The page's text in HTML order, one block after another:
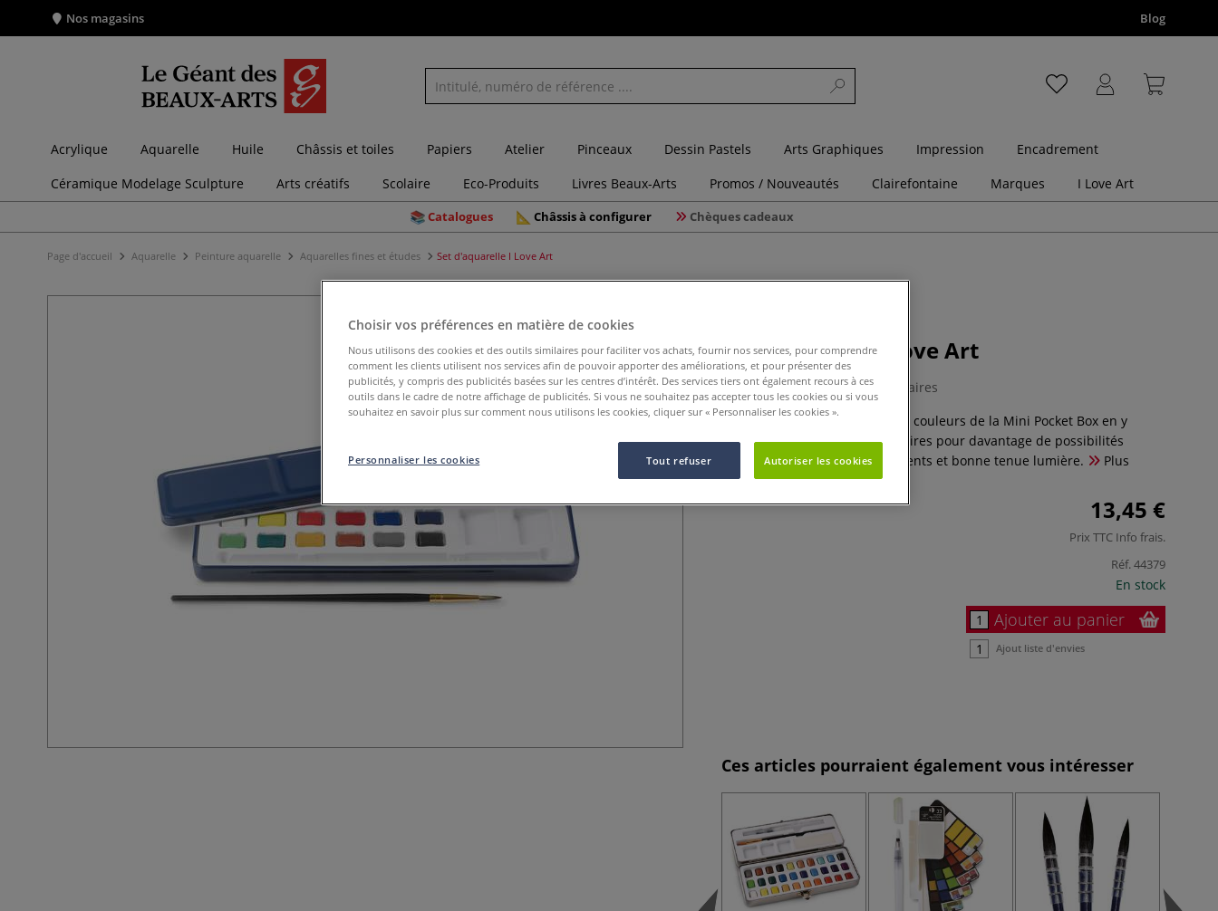
Nos magasins Blog
Acrylique Aquarelle Huile Châssis et toiles Papiers Atelier Pinceaux Dessin Pastels Arts Graphiques Impression
Encadrement
Céramique Modelage Sculpture
Arts créatifs Scolaire Eco-Produits Livres Beaux-Arts Promos / Nouveautés Clairefontaine Marques I Love Art
Catalogues Châssis à configurer Chèques cadeaux
Page d'accueil Aquarelle Peinture aquarelle Aquarelles fines et études Set d'aquarelle I Love Art
Set d'aquarelle I Love Art
0 Commentaires
Cette boîte aquarelle reprend les couleurs de la Mini Pocket Box en y
ajoutant 4 couleurs supplémentaires pour davantage de possibilités
picturales. Qualité fine des pigments et bonne tenue lumière.
Plus
13,45 €
Prix TTC Info frais.
Réf.44379
En stock
Ajouter au panier
Ajout liste d'envies
Ces articles pourraient également vous intéresser
Choisir vos préférences en matière de cookies
Nous utilisons des cookies et des outils similaires pour faciliter vos achats, fournir nos services, pour comprendre
comment les clients utilisent nos services afin de pouvoir apporter des améliorations, et pour présenter des
publicités, y compris des publicités basées sur les centres d’intérêt. Des services tiers ont également recours à ces
outils dans le cadre de notre affichage de publicités. Si vous ne souhaitez pas accepter tous les cookies ou si vous
souhaitez en savoir plus sur comment nous utilisons les cookies, cliquer sur « Personnaliser les cookies ».
Tout refuser Autoriser les cookies
Personnaliser les cookies